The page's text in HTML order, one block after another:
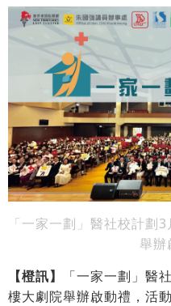
「一家一劃」醫社校計劃
舉辦
【橙訊】
「一家一劃」醫
樓大劇院舉辦啟動禮，活